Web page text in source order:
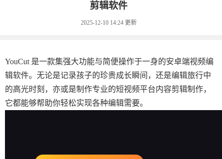
剪辑软件
2025-12-10 14:24 更新
YouCut 是一款集强大功能与简便操作于一身的安卓端视频编
辑软件。无论是记录孩子的珍贵成长瞬间，还是编辑旅行中
的高光时刻，亦或是制作专业的短视频平台内容剪辑制作，
它都能够帮助你轻松实现各种编辑需要。